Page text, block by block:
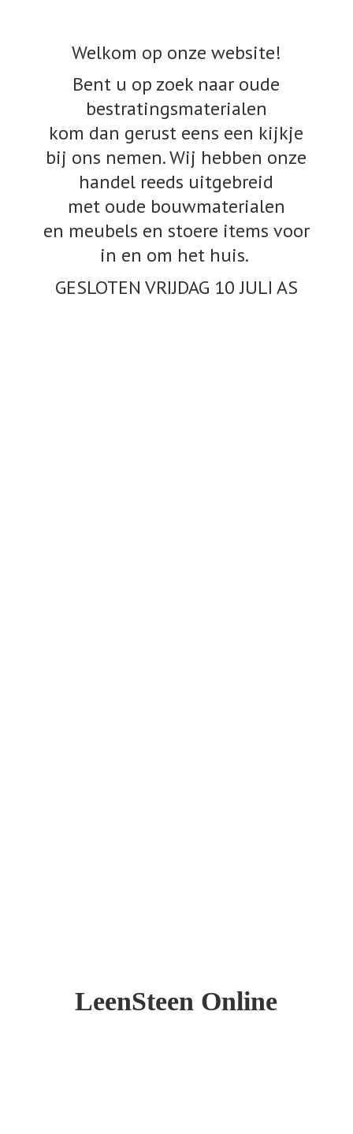
LeenSteen Online
Welkom op onze website!
Bent u op zoek naar oude
bestratingsmaterialen
kom dan gerust eens een kijkje
bij ons nemen. Wij hebben onze
handel reeds uitgebreid
met oude bouwmaterialen
en meubels en stoere items voor
in en om het huis.
GESLOTEN VRIJDAG 10JULI AS